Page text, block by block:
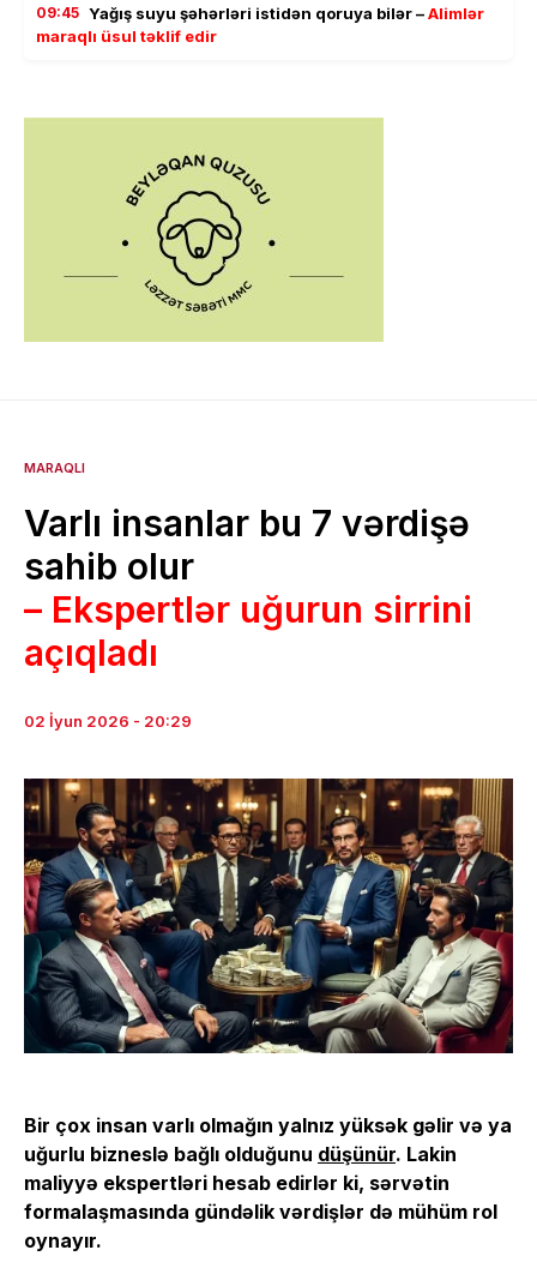
09:45 Yağış suyu şəhərləri istidən qoruya bilər –Alimlər
maraqlı üsul təklif edir
MARAQLI
Varlı insanlar bu 7 vərdişə
sahib olur
– Ekspertlər uğurun sirrini
açıqladı
02 İyun 2026 - 20:29
Bir çox insan varlı olmağın yalnız yüksək gəlir və ya
uğurlu bizneslə bağlı olduğunu düşünür. Lakin
maliyyə ekspertləri hesab edirlər ki, sərvətin
formalaşmasında gündəlik vərdişlər də mühüm rol
oynayır.